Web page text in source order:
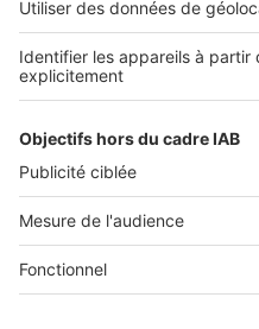
Actualités pro
Nous contacter
Connexion à My
Espace Presse